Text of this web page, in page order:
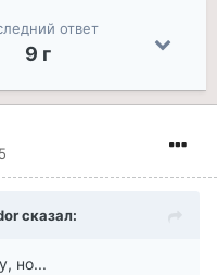
ответ
9 г
сказал:
но...